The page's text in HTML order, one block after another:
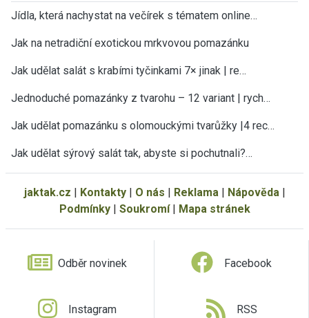
Jídla, která nachystat na večírek s tématem online…
Jak na netradiční exotickou mrkvovou pomazánku
Jak udělat salát s krabími tyčinkami 7× jinak | re…
Jednoduché pomazánky z tvarohu – 12 variant | rych…
Jak udělat pomazánku s olomouckými tvarůžky |4 rec…
Jak udělat sýrový salát tak, abyste si pochutnali?…
jaktak.cz Kontakty| O nás Reklama| Nápověda|
Podmínky| Soukromí| Mapa stránek
Odběr novinek Facebook
Instagram RSS